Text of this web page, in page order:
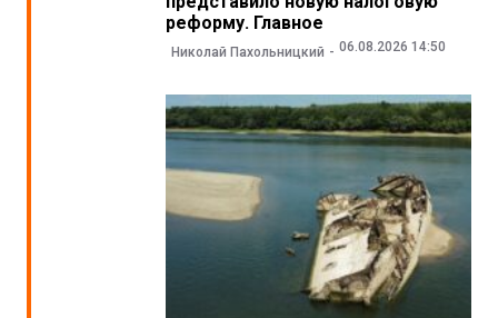
реформу. Главное
Николай Пахольницкий 06.08.2026 14:50